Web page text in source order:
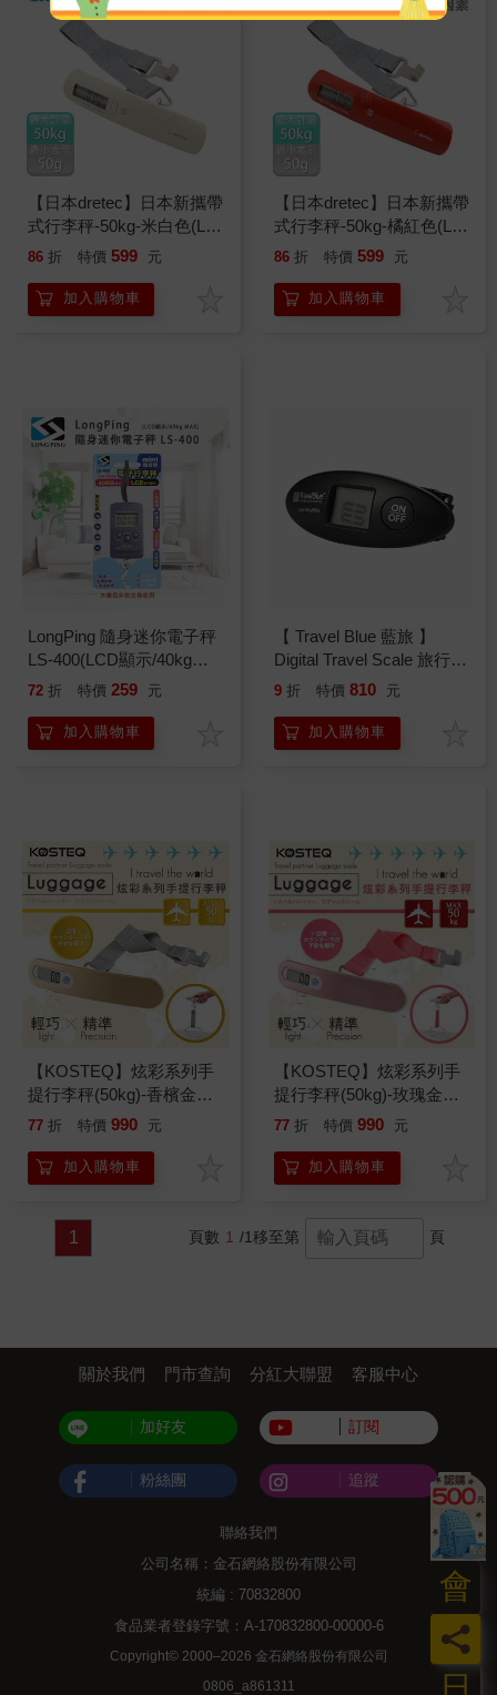
【日本dretec】日本新攜帶
式行李秤-50kg-米白色(LS-
107BE)
86 折 特價 599 元
加入購物車
【日本dretec】日本新攜帶
式行李秤-50kg-橘紅色(LS-
107OR)
86 折 特價 599 元
加入購物車
LongPing 隨身迷你電子秤
LS-400(LCD顯示/40kg
MAX)
72 折 特價 259 元
加入購物車
【 Travel Blue 藍旅 】
Digital Travel Scale 旅行數
位行李秤 TB583
9 折 特價 810 元
加入購物車
【KOSTEQ】炫彩系列手
提行李秤(50kg)-香檳金
(TLS-651GY)
77 折 特價 990 元
加入購物車
【KOSTEQ】炫彩系列手
提行李秤(50kg)-玫瑰金
(TLS-652PK)
77 折 特價 990 元
加入購物車
1 頁數 1 /1移至第 頁
員
會
關於我們 門市查詢 分紅大聯盟 客服中心
加好友 訂閱
粉絲團 追蹤
聯絡我們
公司名稱：金石網絡股份有限公司
統編 : 70832800
食品業者登錄字號：A-170832800-00000-6
Copyright© 2000–2026 金石網絡股份有限公司
0806_a861311